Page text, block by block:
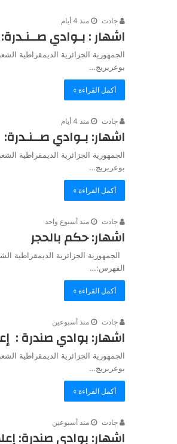
جادت منذ 4 أيام
اشهار : بـوادي
الجمهورية الجزائرية الديمقراطية
بوعريريج…
أكمل القراءة »
جادت منذ 4 أيام
اشهار: بـوادي
الجمهورية الجزائرية الديمقراطية
بوعريريج…
أكمل القراءة »
جادت منذ أسبوع واحد
اشهار: حكم بالحجر
الفهرس:…
أكمل القراءة »
جادت منذ أسبوعين
اشهار: بوادي صندرة :
الجمهورية الجزائرية الديمقراطية
بوعريريج…
أكمل القراءة »
جادت منذ أسبوعين
اشهار: بوادي صندرة: